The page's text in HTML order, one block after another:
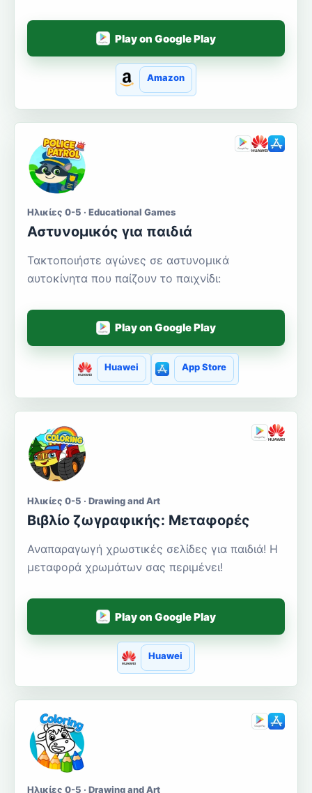
Play on Google Play
Amazon
Ηλικίες 0-5 · Educational Games
Αστυνομικός για παιδιά
Τακτοποιήστε αγώνες σε αστυνομικά
αυτοκίνητα που παίζουν το παιχνίδι:
Play on Google Play
Huawei App Store
Ηλικίες 0-5 · Drawing and Art
Βιβλίο ζωγραφικής: Μεταφορές
Αναπαραγωγή χρωστικές σελίδες για παιδιά! Η
μεταφορά χρωμάτων σας περιμένει!
Play on Google Play
Huawei
Ηλικίες 0-5 · Drawing and Art